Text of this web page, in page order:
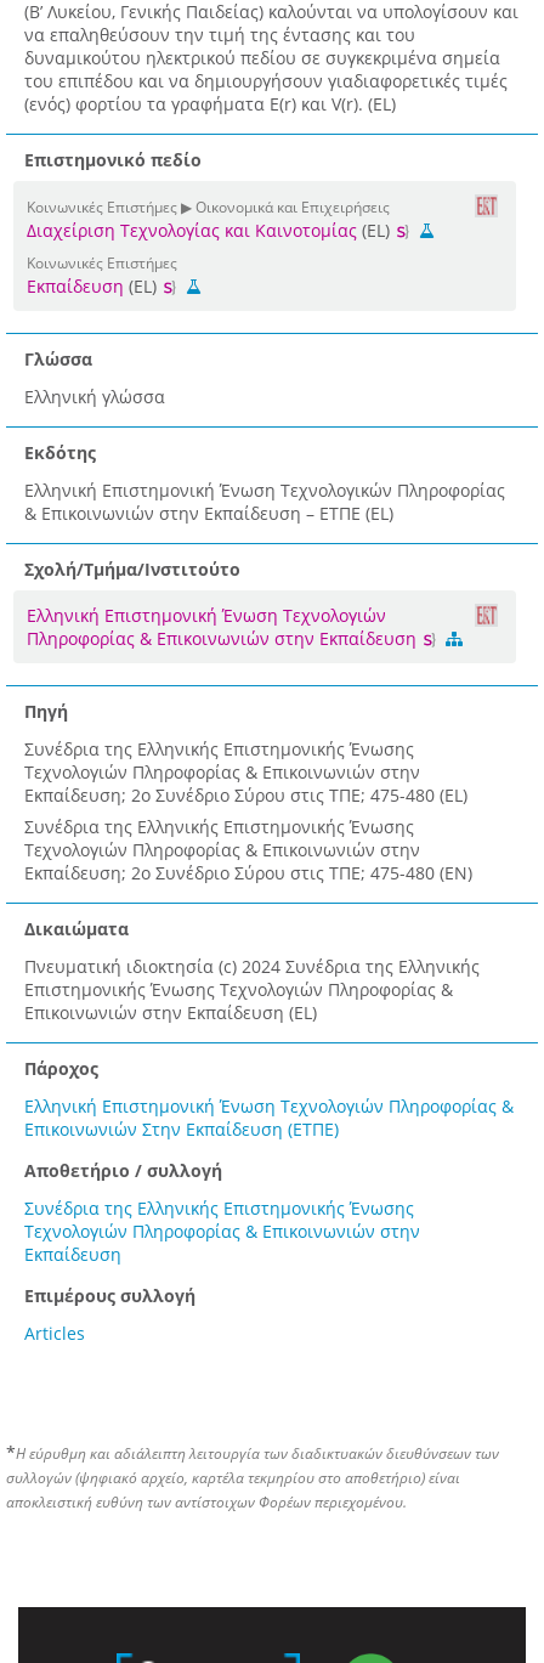
(Β’ Λυκείου, Γενικής Παιδείας) καλούνται να υπολογίσουν και
να επαληθεύσουν την τιμή της έντασης και του
δυναμικούτου ηλεκτρικού πεδίου σε συγκεκριμένα σημεία
του επιπέδου και να δημιουργήσουν γιαδιαφορετικές τιμές
(ενός) φορτίου τα γραφήματα E(r) και V(r). (EL)
Επιστημονικό πεδίο
Κοινωνικές Επιστήμες ▶ Οικονομικά και Επιχειρήσεις
Διαχείριση Τεχνολογίας και Καινοτομίας (EL)
Κοινωνικές Επιστήμες
Εκπαίδευση (EL)
Γλώσσα
Ελληνική γλώσσα
Εκδότης
Ελληνική Επιστημονική Ένωση Τεχνολογικών Πληροφορίας
& Επικοινωνιών στην Εκπαίδευση – ΕΤΠΕ (EL)
Σχολή/Τμήμα/Ινστιτούτο
Ελληνική Επιστημονική Ένωση Τεχνολογιών
Πληροφορίας & Επικοινωνιών στην Εκπαίδευση
Πηγή
Συνέδρια της Ελληνικής Επιστημονικής Ένωσης
Τεχνολογιών Πληροφορίας & Επικοινωνιών στην
Εκπαίδευση; 2ο Συνέδριο Σύρου στις ΤΠΕ; 475-480 (EL)
Συνέδρια της Ελληνικής Επιστημονικής Ένωσης
Τεχνολογιών Πληροφορίας & Επικοινωνιών στην
Εκπαίδευση; 2ο Συνέδριο Σύρου στις ΤΠΕ; 475-480 (EN)
Δικαιώματα
Πνευματική ιδιοκτησία (c) 2024 Συνέδρια της Ελληνικής
Επιστημονικής Ένωσης Τεχνολογιών Πληροφορίας &
Επικοινωνιών στην Εκπαίδευση (EL)
Πάροχος
Ελληνική Επιστημονική Ένωση Τεχνολογιών Πληροφορίας &
Επικοινωνιών Στην Εκπαίδευση (ΕΤΠΕ)
Αποθετήριο / συλλογή
Συνέδρια της Ελληνικής Επιστημονικής Ένωσης
Τεχνολογιών Πληροφορίας & Επικοινωνιών στην
Εκπαίδευση
Επιμέρους συλλογή
Articles
*Η εύρυθμη και αδιάλειπτη λειτουργία των διαδικτυακών διευθύνσεων των
συλλογών (ψηφιακό αρχείο, καρτέλα τεκμηρίου στο αποθετήριο) είναι
αποκλειστική ευθύνη των αντίστοιχων Φορέων περιεχομένου.